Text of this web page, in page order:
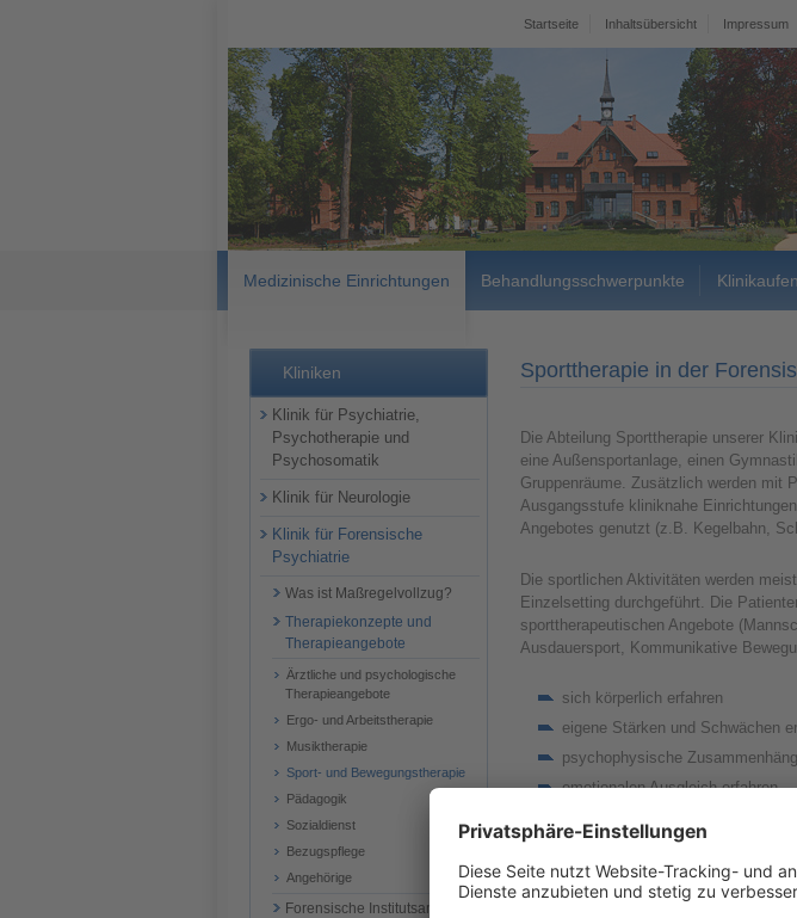
Startseite Inhaltsübersicht Impressum
Medizinische Einrichtungen Behandlungsschwerpunkte
Kliniken
Klinik für Psychiatrie,
Psychotherapie und
Psychosomatik
Klinik für Neurologie
Klinik für Forensische
Psychiatrie
Was ist Maßregelvollzug?
Therapiekonzepte und
Therapieangebote
Ärztliche und psychologische
Therapieangebote
Ergo- und Arbeitstherapie
Musiktherapie
Sport- und Bewegungstherapie
Pädagogik
Sozialdienst
Bezugspflege
Angehörige
Forensische Institutsambulanz
Sporttherapie in der
Die Abteilung Sporttherapie unserer
eine Außensportanlage, einen
Gruppenräume. Zusätzlich werden mit
Ausgangsstufe kliniknahe
Angebotes genutzt (z.B. Kegelbahn,
Die sportlichen Aktivitäten werden
Einzelsetting durchgeführt. Die
sporttherapeutischen Angebote
Ausdauersport, Kommunikative
sich körperlich erfahren
eigene Stärken und Schwächen
psychophysische
emotionalen Ausgleich erfahren
zwischenmenschlichen Umgang
Regeln trainieren
Sensibilität für die eigene und die